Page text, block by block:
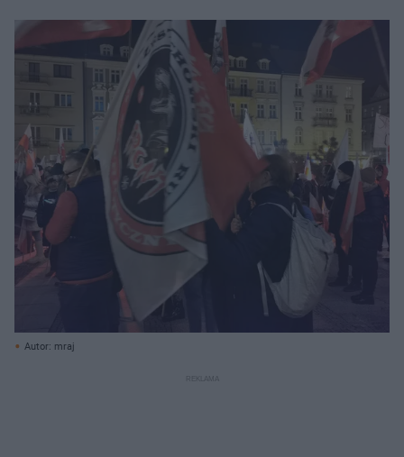
Autor: mraj